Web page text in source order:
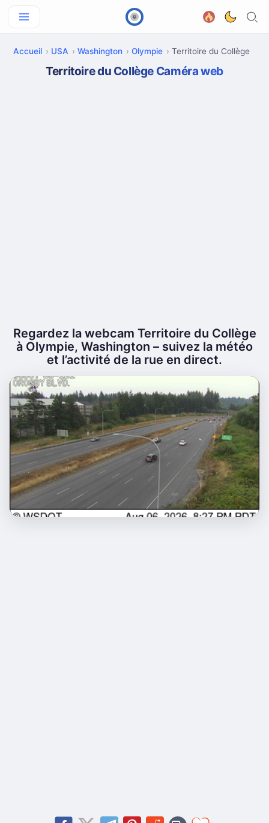
Accueil USA Washington Olympie Territoire du Collège
Territoire du Collège Caméra web
Regardez la webcam Territoire du Collège
à Olympie, Washington – suivez la météo
et l’activité de la rue en direct.